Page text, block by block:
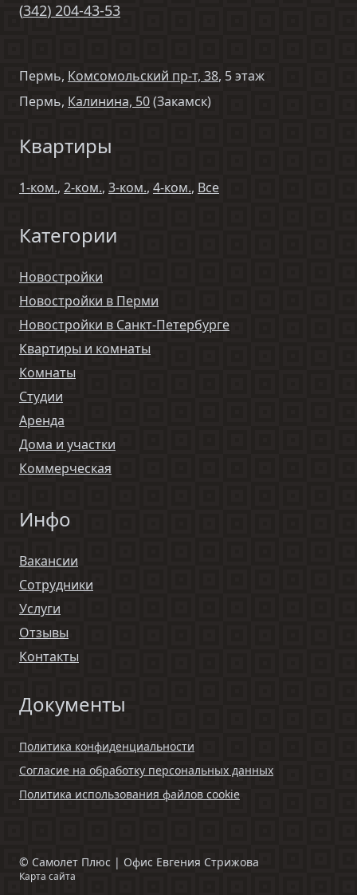
(342) 204-43-53
Пермь, Комсомольский пр-т, 38, 5 этаж
Пермь, Калинина, 50(Закамск)
Квартиры
1-ком., 2-ком., 3-ком., 4-ком., Все
Категории
Новостройки
Новостройки в Перми
Новостройки в Санкт-Петербурге
Квартиры и комнаты
Комнаты
Студии
Аренда
Дома и участки
Коммерческая
Инфо
Вакансии
Сотрудники
Услуги
Отзывы
Контакты
Документы
Политика конфиденциальности
Согласие на обработку персональных данных
Политика использования файлов cookie
© Самолет Плюс | Офис Евгения Стрижова
Карта сайта